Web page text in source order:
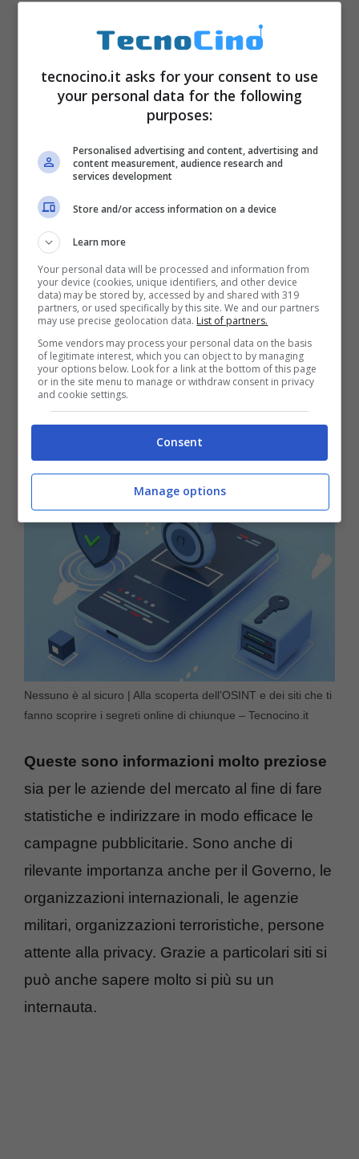
Con l’arrivo delle nuove tecnologie è nato
Intelligenceche contiene tutte le
informazioni accessibili al pubblico in modo
legale perché non vengono violate la privacy
o il copyright. Si tratta di dati reperibili online
e offline. In altre parole sono quei dato che
tutti possiamo trovare facilmente attraverso
l’accesso alla rete, ai mass media tradizionali
o alle riviste, le informazioni geospaziali,
Nessuno è al sicuro | Alla scoperta dell’OSINT e dei siti che ti
fanno scoprire i segreti online di chiunque – Tecnocino.it
Queste sono informazioni molto preziose
sia per le aziende del mercato al fine di fare
statistiche e indirizzare in modo efficace le
campagne pubblicitarie. Sono anche di
rilevante importanza anche per il Governo, le
organizzazioni internazionali, le agenzie
militari, organizzazioni terroristiche, persone
attente alla privacy. Grazie a particolari siti si
può anche sapere molto si più su un
internauta.
tecnocino.it asks for your consent to use
your personal data for the following
purposes:
Personalised advertising and content, advertising and
content measurement, audience research and
services development
Store and/or access information on a device
Learn more
Your personal data will be processed and information from
your device (cookies, unique identifiers, and other device
data) may be stored by, accessed by and shared with 319
partners, or used specifically by this site. We and our partners
may use precise geolocation data. List of partners.
Some vendors may process your personal data on the basis
of legitimate interest, which you can object to by managing
your options below. Look for a link at the bottom of this page
or in the site menu to manage or withdraw consent in privacy
and cookie settings.
Consent
Manage options